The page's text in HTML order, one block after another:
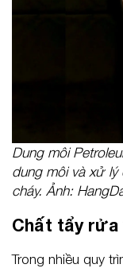
Dung môi
dung môi và xử
cháy. Ảnh:
Chất tẩy rửa
Trong nhiều quy